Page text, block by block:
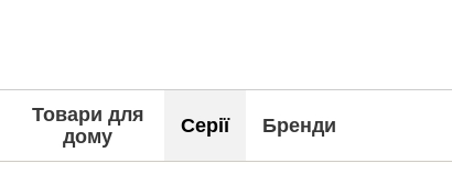
Товари для
дому
Серії Бренди